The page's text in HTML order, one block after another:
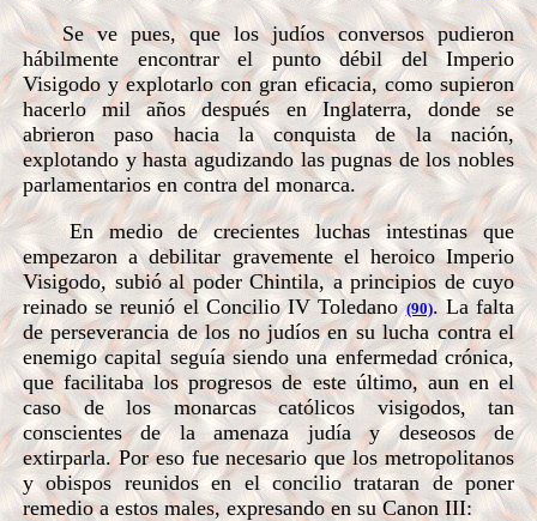
Se ve pues, que los judíos conversos pudieron
hábilmente encontrar el punto débil del Imperio
Visigodo y explotarlo con gran eficacia, como supieron
hacerlo mil años después en Inglaterra, donde se
abrieron paso hacia la conquista de la nación,
explotando y hasta agudizando las pugnas de los nobles
parlamentarios en contra del monarca.
En medio de crecientes luchas intestinas que
empezaron a debilitar gravemente el heroico Imperio
Visigodo, subió al poder Chintila, a principios de cuyo
reinado se reunió el Concilio IV Toledano(90). La falta
de perseverancia de los no judíos en su lucha contra el
enemigo capital seguía siendo una enfermedad crónica,
que facilitaba los progresos de este último, aun en el
caso de los monarcas católicos visigodos, tan
conscientes de la amenaza judía y deseosos de
extirparla. Por eso fue necesario que los metropolitanos
y obispos reunidos en el concilio trataran de poner
remedio a estos males, expresando en su Canon III: